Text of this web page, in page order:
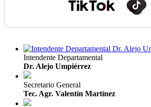
Intendente Departamental
Dr. Alejo Umpiérrez
Secretario General
Tec. Agr. Valentín Martínez